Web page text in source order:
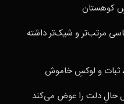
کوهستان
مرتب‌تر و شیک‌تر داشته
ثبات و لوکسِ خاموش
حالِ دلت را عوض می‌کند